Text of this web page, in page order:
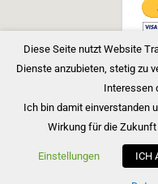
Copyright ©
Diese Seite nutzt Website
Dienste anzubieten, stetig zu
Interessen
Ich bin damit einverstanden
Wirkung für die
Einstellungen ICH